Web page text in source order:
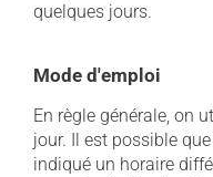
quelques jours.
Mode d'emploi
En règle générale, on
jour. Il est possible
indiqué un horaire